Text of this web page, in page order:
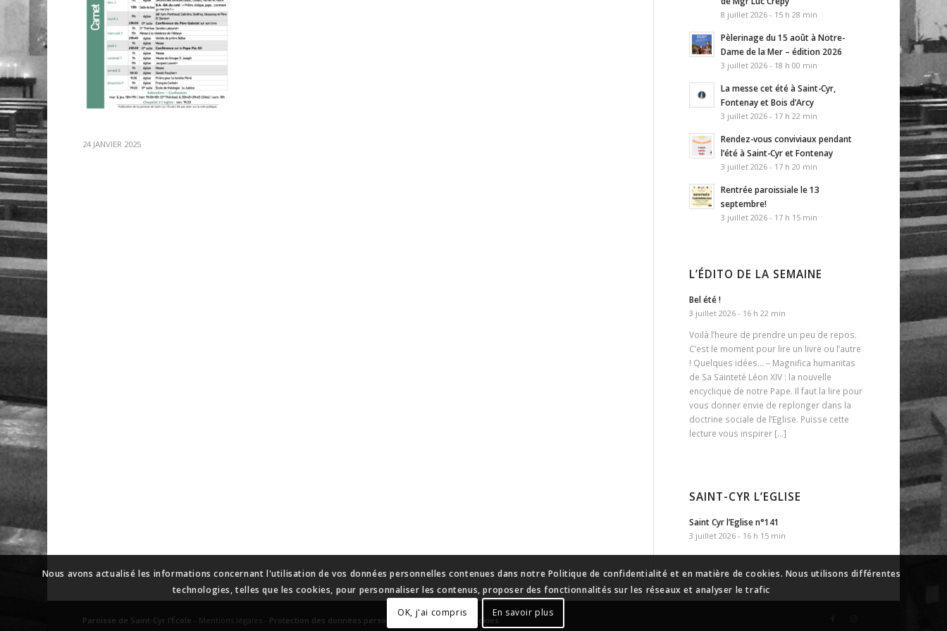
24 JANVIER 2025
8 juillet 2026 - 15 h 28 min
Pèlerinage du 15 août à Notre-
Dame de la Mer – édition 2026
3 juillet 2026 - 18 h 00 min
La messe cet été à Saint-Cyr,
Fontenay et Bois d’Arcy
3 juillet 2026 - 17 h 22 min
Rendez-vous conviviaux pendant
l’été à Saint-Cyr et Fontenay
3 juillet 2026 - 17 h 20 min
Rentrée paroissiale le 13
septembre!
3 juillet 2026 - 17 h 15 min
L’ÉDITO DE LA SEMAINE
Bel été !
3 juillet 2026 - 16 h 22 min
Voilà l’heure de prendre un peu de repos.
C’est le moment pour lire un livre ou l’autre
! Quelques idées… – Magnifica humanitas
de Sa Sainteté Léon XIV : la nouvelle
encyclique de notre Pape. Il faut la lire pour
vous donner envie de replonger dans la
doctrine sociale de l’Eglise. Puisse cette
lecture vous inspirer […]
SAINT-CYR L’EGLISE
Saint Cyr l’Eglise n°141
3 juillet 2026 - 16 h 15 min
Paroisse de Saint-Cyr l’École Mentions légales Protection des données personnelles - Gestion des cookies
Nous avons actualisé les informations concernant l'utilisation de vos données personnelles contenues dans notre Politique de confidentialité et en matière de cookies. Nous utilisons différentes
technologies, telles que les cookies, pour personnaliser les contenus, proposer des fonctionnalités sur les réseaux et analyser le trafic
OK, j'ai compris
En savoir plus